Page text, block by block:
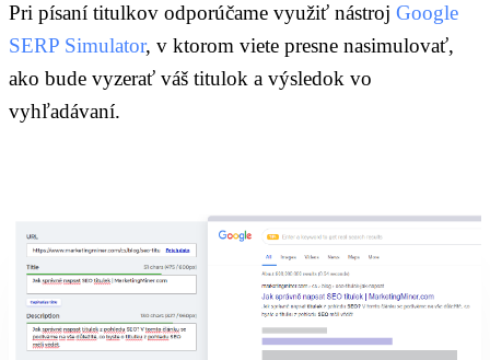
Pri písaní titulkov odporúčame využiť nástroj Google
SERP Simulator, v ktorom viete presne nasimulovať,
ako bude vyzerať váš titulok a výsledok vo
vyhľadávaní.